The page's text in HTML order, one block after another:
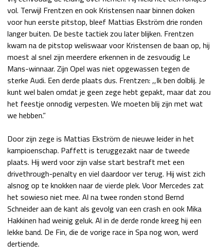
Kwalificatie
za 22:00 - 23:00
Race
zo 21:00 - 23:00
LAS VEGAS GRAND PRIX 2026 20 - 22 nov
Kwalificatie
za 05:00 - 06:00
Race
zo 05:00 - 07:00
GP QATAR 2026 27 - 29 nov
Kwalificatie
za 19:00 - 20:00
GP ABU DHABI 2026 04 - 06 dec
Kwalificatie
za 15:00 - 16:00
Race
vol. Terwijl Frentzen en ook Kristensen naar binnen doken
voor hun eerste pitstop, bleef Mattias Ekström drie ronden
langer buiten. De beste tactiek zou later blijken. Frentzen
kwam na de pitstop weliswaar voor Kristensen de baan op, hij
moest al snel zijn meerdere erkennen in de zesvoudig Le
Mans-winnaar. Zijn Opel was niet opgewassen tegen de
sterke Audi. Een derde plaats dus. Frentzen: ,,Ik ben dolblij. Je
kunt wel balen omdat je geen zege hebt gepakt, maar dat zou
het feestje onnodig verpesten. We moeten blij zijn met wat
we hebben.”
Door zijn zege is Mattias Ekström de nieuwe leider in het
kampioenschap. Paffett is teruggezakt naar de tweede
plaats. Hij werd voor zijn valse start bestraft met een
drivethrough-penalty en viel daardoor ver terug. Hij wist zich
alsnog op te knokken naar de vierde plek. Voor Mercedes zat
het sowieso niet mee. Al na twee ronden stond Bernd
Schneider aan de kant als gevolg van een crash en ook Mika
Hakkinen had weinig geluk. Al in de derde ronde kreeg hij een
lekke band. De Fin, die de vorige race in Spa nog won, werd
dertiende.